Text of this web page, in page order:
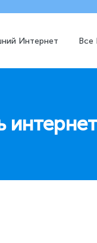
Интернет Все